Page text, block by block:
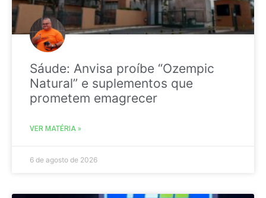
Sáude: Anvisa proíbe “Ozempic
Natural” e suplementos que
prometem emagrecer
VER MATÉRIA »
6 de agosto de 2026